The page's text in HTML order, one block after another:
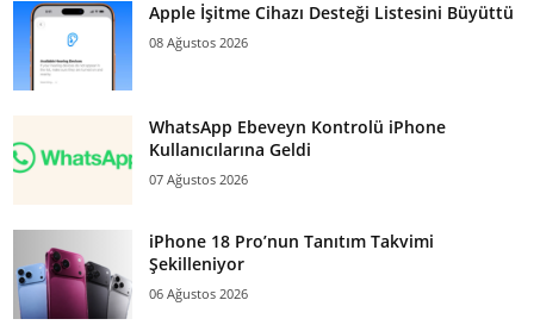
Apple İşitme Cihazı Desteği Listesini Büyüttü
08 Ağustos 2026
WhatsApp Ebeveyn Kontrolü iPhone
Kullanıcılarına Geldi
07 Ağustos 2026
iPhone 18 Pro’nun Tanıtım Takvimi
Şekilleniyor
06 Ağustos 2026